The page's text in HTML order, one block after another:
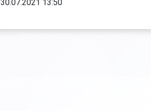
30.07.2021 13:50